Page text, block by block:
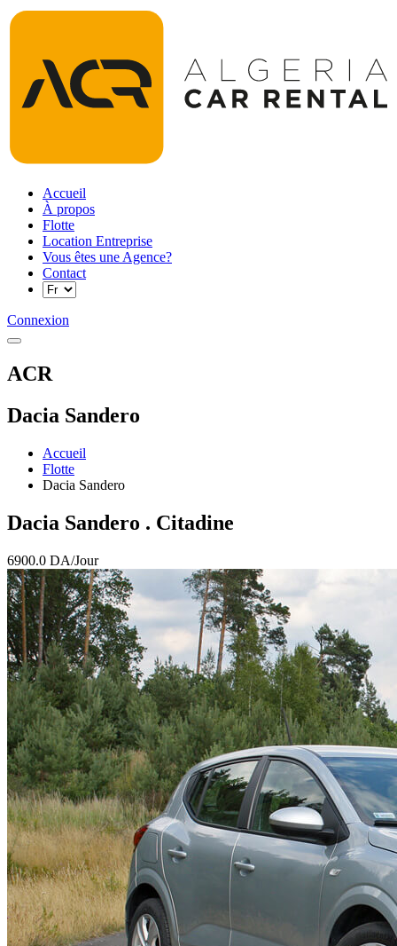
Accueil
À propos
Flotte
Location Entreprise
Vous êtes une Agence?
Contact
Connexion
ACR
Dacia Sandero
Accueil
Flotte
Dacia Sandero
Dacia Sandero . Citadine
6900.0 DA/Jour